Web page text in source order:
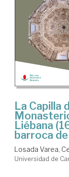
La Capilla
Liébana
barroca
Losada Varea,
Universidad de